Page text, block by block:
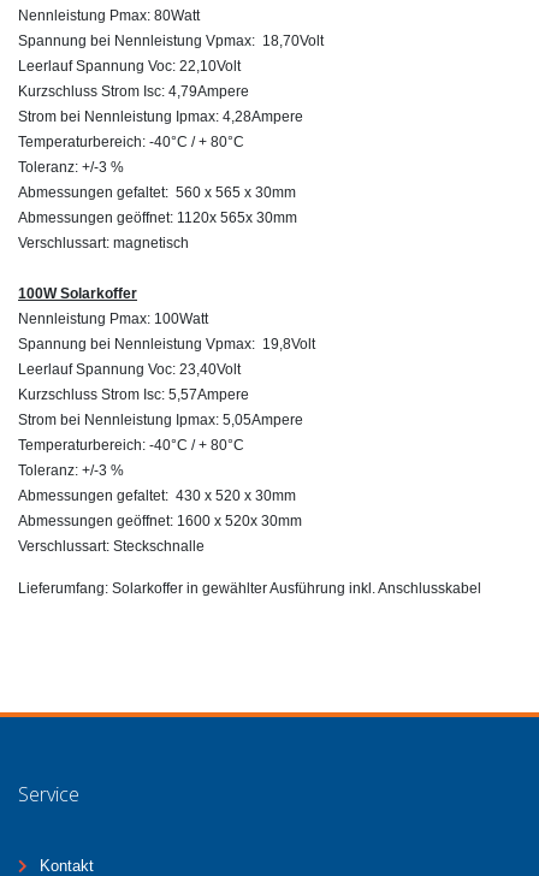
Nennleistung Pmax: 80Watt
Spannung bei Nennleistung Vpmax: 18,70Volt
Leerlauf Spannung Voc: 22,10Volt
Kurzschluss Strom Isc: 4,79Ampere
Strom bei Nennleistung Ipmax: 4,28Ampere
Temperaturbereich: -40°C / + 80°C
Toleranz: +/-3 %
Abmessungen gefaltet: 560 x 565 x 30mm
Abmessungen geöffnet: 1120x 565x 30mm
Verschlussart: magnetisch
100W Solarkoffer
Nennleistung Pmax: 100Watt
Spannung bei Nennleistung Vpmax: 19,8Volt
Leerlauf Spannung Voc: 23,40Volt
Kurzschluss Strom Isc: 5,57Ampere
Strom bei Nennleistung Ipmax: 5,05Ampere
Temperaturbereich: -40°C / + 80°C
Toleranz: +/-3 %
Abmessungen gefaltet: 430 x 520 x 30mm
Abmessungen geöffnet: 1600 x 520x 30mm
Verschlussart: Steckschnalle
Lieferumfang: Solarkoffer in gewählter Ausführung inkl. Anschlusskabel
Service
Kontakt